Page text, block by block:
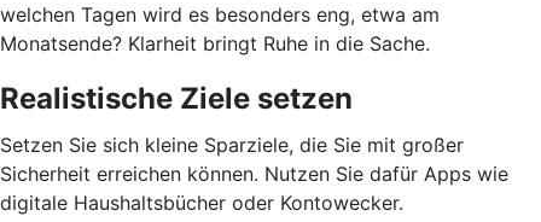
welchen Tagen wird es besonders eng, etwa am
Monatsende? Klarheit bringt Ruhe in die Sache.
Realistische Ziele setzen
Setzen Sie sich kleine Sparziele, die Sie mit großer
Sicherheit erreichen können. Nutzen Sie dafür Apps wie
digitale Haushaltsbücher oder Kontowecker.